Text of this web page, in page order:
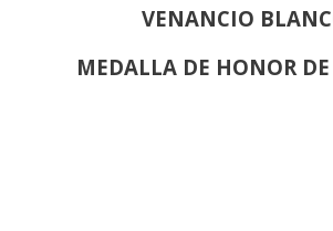
VENANCIO
MEDALLA DE HONOR